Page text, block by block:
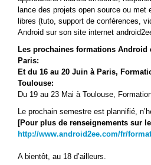
lance des projets open source ou
libres (tuto, support de conférences,
Android sur son site internet
Les prochaines formations Android
Paris:
Et du 16 au 20 Juin à Paris,
Toulouse:
Du 19 au 23 Mai à Toulouse,
Le prochain semestre est plannifié,
[Pour plus de renseignements sur
http://www.android2ee.com/fr/
A bientôt, au 18 d’ailleurs.